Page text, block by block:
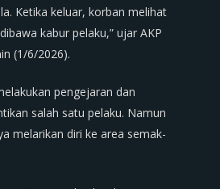
Ketika keluar, korban melihat
kabur pelaku,” ujar AKP
(1/6/2026).
pengejaran dan
salah satu pelaku. Namun
melarikan diri ke area semak-